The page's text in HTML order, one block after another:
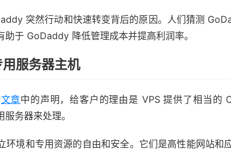
突然行动和快速转变背后的原因。人们猜测
于 GoDaddy 降低管理成本并提高利润率。
服务器主机
文章中的声明，给客户的理由是 VPS 提供了相当的
务器来处理。
环境和专用资源的自由和安全。它们是高性能网站和